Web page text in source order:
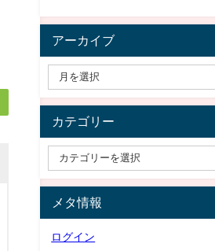
アーカイブ
カテゴリー
メタ情報
ログイン